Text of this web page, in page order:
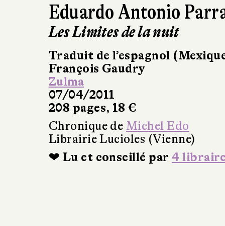
Eduardo Antonio
Les Limites de la nuit
Traduit de l’espagnol
François Gaudry
Zulma
07/04/2011
208 pages, 18 €
Chronique de Michel Edo
Librairie Lucioles (Vienne)
❤ Lu et conseillé par 4